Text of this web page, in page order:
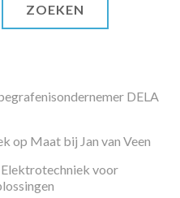
ZOEKEN
DELA
op Maat bij Jan van Veen
voor